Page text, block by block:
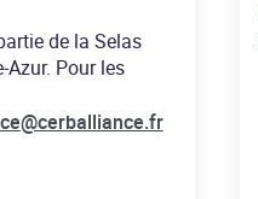
de la Selas
Azur. Pour les